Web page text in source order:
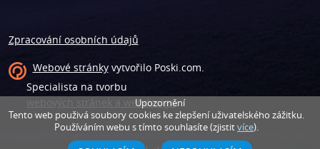
Zpracování osobních údajů
Webové stránkyvytvořilo Poski.com.
Specialista na tvorbu
webových stránek a webdesign.
Upozornění
Tento web použivá soubory cookies ke zlepšení uživatelského zážitku.
Používáním webu s tímto souhlasíte (zjistitvíce).